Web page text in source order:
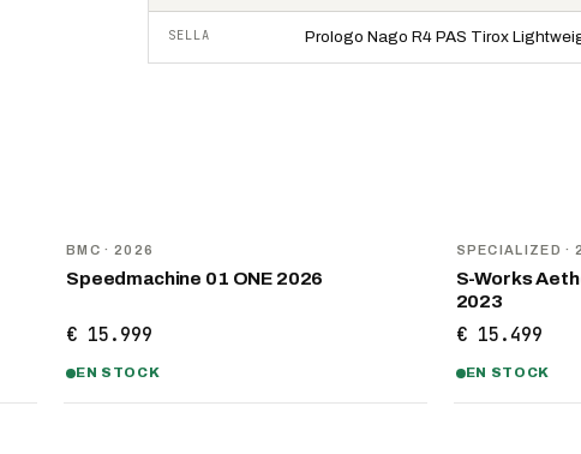
SELLA Prologo Nago R4 PAS Tirox
BMC · 2026
Speedmachine 01 ONE 2026
€ 15.999
EN STOCK
SPECIALIZED ·
S-Works
2023
€ 15.499
EN STOCK